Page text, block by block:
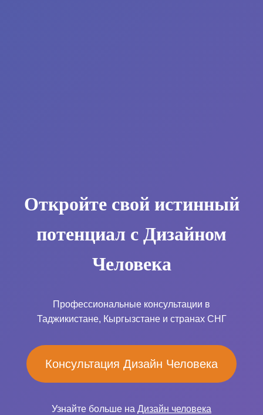
Откройте свой истинный
потенциал с Дизайном
Человека
Профессиональные консультации в
Таджикистане, Кыргызстане и странах СНГ
Консультация Дизайн Человека
Узнайте больше на Дизайн человека